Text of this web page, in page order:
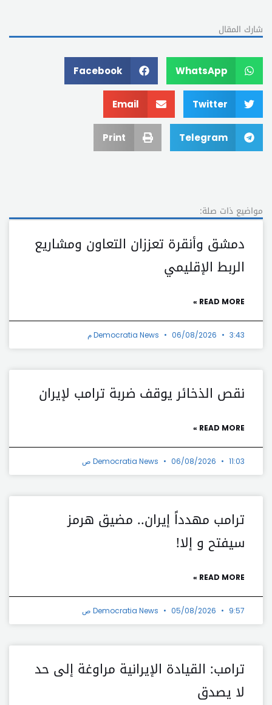
شارك المقال
WhatsApp
Facebook
Twitter
Email
Telegram
Print
مواضيع ذات صلة:
دمشق وأنقرة تعززان التعاون ومشاريع
الربط الإقليمي
READ MORE »
Democratia News 06/08/2026 3:43 م
نقص الذخائر يوقف ضربة ترامب لإيران
READ MORE »
Democratia News 06/08/2026 11:03 ص
ترامب مهدداً إيران.. مضيق هرمز
سيفتح و إلا!
READ MORE »
Democratia News 05/08/2026 9:57 ص
ترامب: القيادة الإيرانية مراوغة إلى حد
لا يصدق